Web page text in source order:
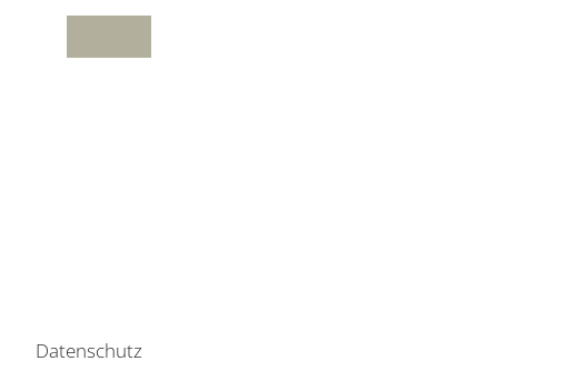
Datenschutz